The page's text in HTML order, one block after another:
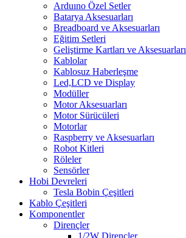
Arduıno Özel Setler
Batarya Aksesuarları
Breadboard ve Aksesuarları
Eğitim Setleri
Geliştirme Kartları ve Aksesuarları
Kablolar
Kablosuz Haberleşme
Led,LCD ve Display
Modüller
Motor Aksesuarları
Motor Sürücüleri
Motorlar
Raspberry ve Aksesuarları
Robot Kitleri
Röleler
Sensörler
Hobi Devreleri
Tesla Bobin Çeşitleri
Kablo Çeşitleri
Komponentler
Dirençler
1/2W Dirençler